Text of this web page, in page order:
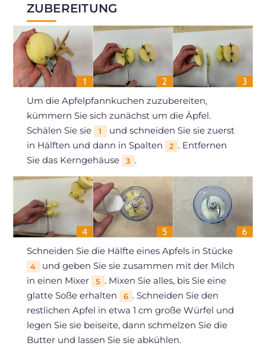
ZUBEREITUNG
Um die Apfelpfannkuchen zuzubereiten,
kümmern Sie sich zunächst um die Äpfel.
Schälen Sie sie
1
und schneiden Sie sie zuerst
in Hälften und dann in Spalten
2 . Entfernen
Sie das Kerngehäuse
3 .
Schneiden Sie die Hälfte eines Apfels in Stücke
4
und geben Sie sie zusammen mit der Milch
in einen Mixer
5 . Mixen Sie alles, bis Sie eine
glatte Soße erhalten
6 . Schneiden Sie den
restlichen Apfel in etwa 1 cm große Würfel und
legen Sie sie beiseite, dann schmelzen Sie die
Butter und lassen Sie sie abkühlen.